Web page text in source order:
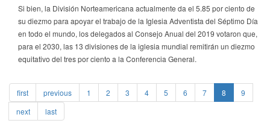
Si bien, la División Norteamericana actualmente da el 5.85 por ciento de
su diezmo para apoyar el trabajo de la Iglesia Adventista del Séptimo Día
en todo el mundo, los delegados al Consejo Anual del 2019 votaron que,
para el 2030, las 13 divisiones de la iglesia mundial remitirán un diezmo
equitativo del tres por ciento a la Conferencia General.
first previous 1 2 3 4 5 6 7 8
9
next
last